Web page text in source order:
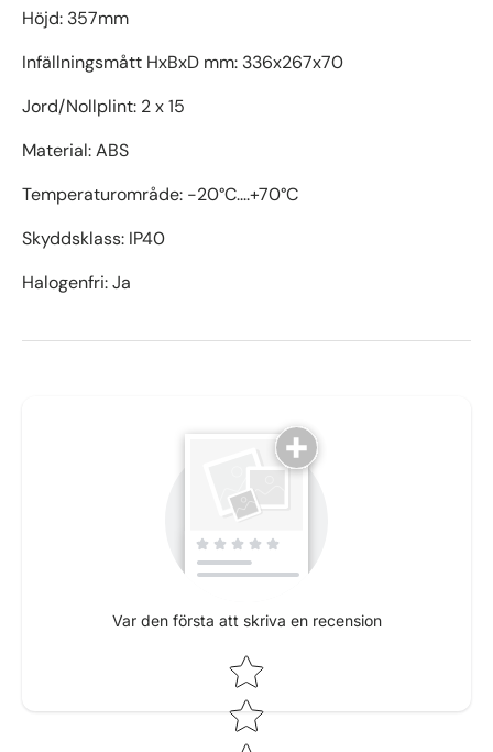
Höjd: 357mm
Infällningsmått HxBxD mm: 336x267x70
Jord/Nollplint: 2 x 15
Material: ABS
Temperaturområde: -20°C....+70°C
Skyddsklass: IP40
Halogenfri: Ja
Var den första att skriva en recension
Star rating